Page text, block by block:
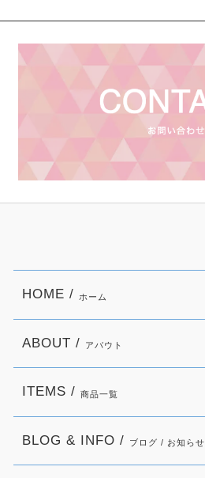
HOME / ホーム
ABOUT / アバウト
ITEMS / 商品一覧
BLOG & INFO / ブログ / お知らせ